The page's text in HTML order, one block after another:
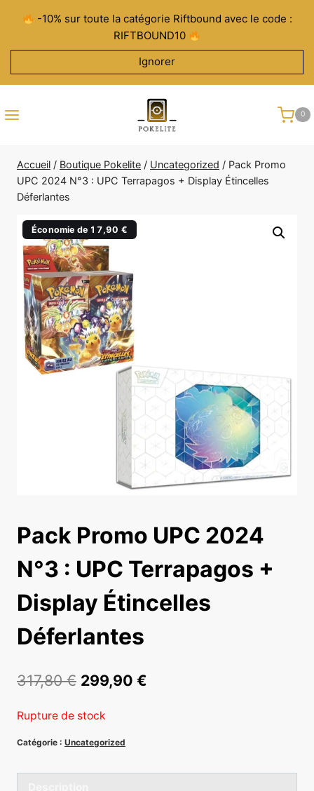
contenu
-10% sur toute la catégorie Riftbound avec le code :
RIFTBOUND10
Ignorer
0
Accueil / Boutique Pokelite / Uncategorized / Pack Promo
UPC 2024 N°3 : UPC Terrapagos + Display Étincelles
Déferlantes
Économie de 17,90 €
Pack Promo UPC 2024
N°3 : UPC Terrapagos +
Display Étincelles
Déferlantes
317,80€ Le
était :
317,80 €.
299,90 €
299,90 €.
Rupture de stock
Catégorie : Uncategorized